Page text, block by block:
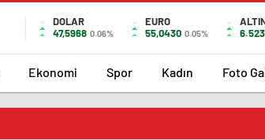
DOLAR
47,5968 0.06%
EURO
55,0430 0.05%
Ekonomi Spor Kadın Foto